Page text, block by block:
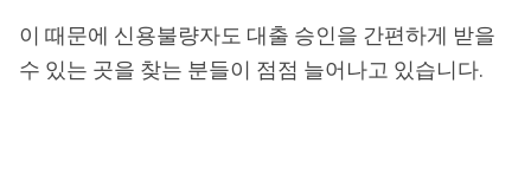
이 때문에 신용불량자도 대출 승인을 간편하게 받을
수 있는 곳을 찾는 분들이 점점 늘어나고 있습니다.